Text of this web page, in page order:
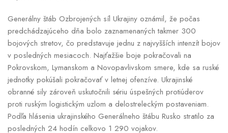
Generálny štáb Ozbrojených síl Ukrajiny oznámil, že počas
predchádzajúceho dňa bolo zaznamenaných takmer 300
bojových stretov, čo predstavuje jednu z najvyšších intenzít bojov
v posledných mesiacoch. Najťažšie boje pokračovali na
Pokrovskom, Lymanskom a Novopavlivskom smere, kde sa ruské
jednotky pokúšali pokračovať v letnej ofenzíve. Ukrajinské
obranné sily zároveň uskutočnili sériu úspešných protiúderov
proti ruským logistickým uzlom a delostreleckým postaveniam.
Podľa hlásenia ukrajinského Generálneho štábu Rusko stratilo za
posledných 24 hodín celkovo 1 290 vojakov.